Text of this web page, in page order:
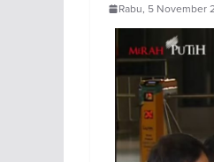
Rabu, 5 November